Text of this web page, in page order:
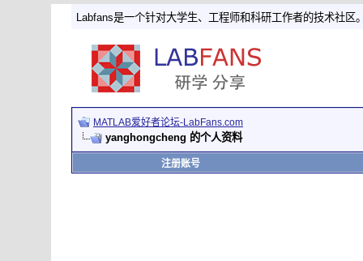
Labfans是一个针对大学生、工程师和科研工作者的技术社区
MATLAB爱好者论坛-LabFans.com
yanghongcheng 的个人资料
注册账号